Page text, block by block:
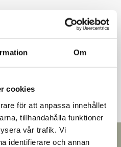
Om
cookies
för att anpassa innehållet
tillhandahålla funktioner
vår trafik. Vi
identifierare och annan